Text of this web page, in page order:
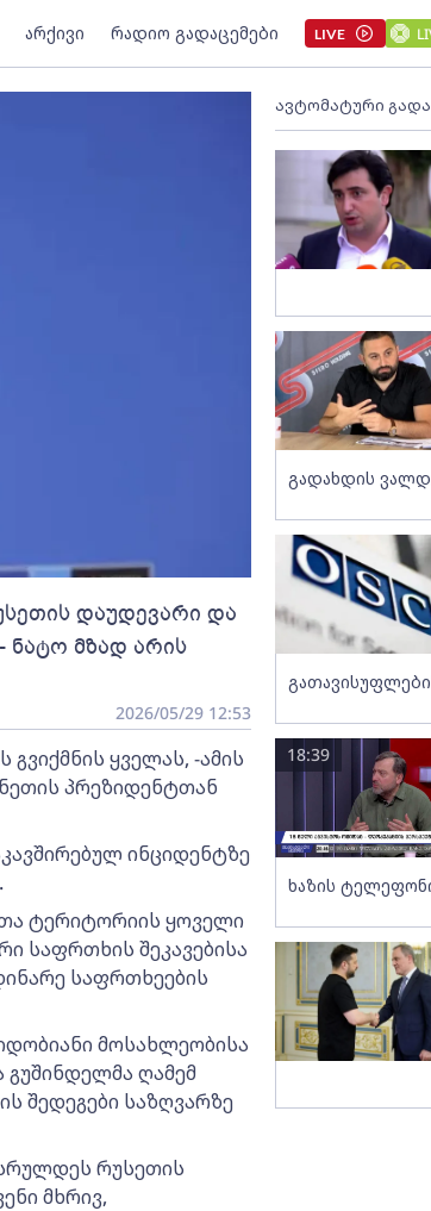
არქივი რადიო გადაცემები LIVE
დაუდევარი და
ნატო მზად არის
2026/05/29 12:53
ყველას, -ამის
პრეზიდენტთან
ინციდენტზე
ტერიტორიის ყოველი
საფრთხის შეკავებისა
საფრთხეების
მოსახლეობისა
ღამემ
შედეგები საზღვარზე
რუსეთის
მხრივ,
ავტომატური
გადახდის
ხაზის
18:39